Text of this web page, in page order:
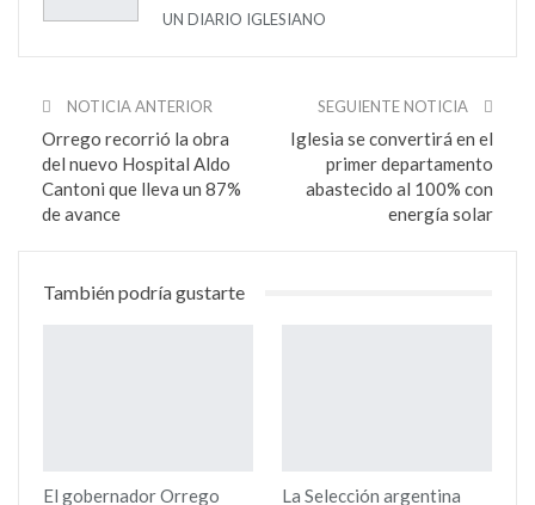
UN DIARIO IGLESIANO
NOTICIA ANTERIOR
Orrego recorrió la obra
del nuevo Hospital Aldo
Cantoni que lleva un 87%
de avance
SEGUIENTE NOTICIA
Iglesia se convertirá en el
primer departamento
abastecido al 100% con
energía solar
También podría gustarte
El gobernador Orrego
La Selección argentina